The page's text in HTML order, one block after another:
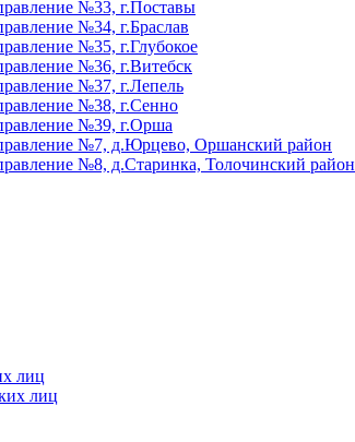
№33, г.Поставы
№34, г.Браслав
№35, г.Глубокое
№36, г.Витебск
№37, г.Лепель
№38, г.Сенно
№39, г.Орша
№7, д.Юрцево, Оршанский район
№8, д.Старинка, Толочинский район
лиц
лиц